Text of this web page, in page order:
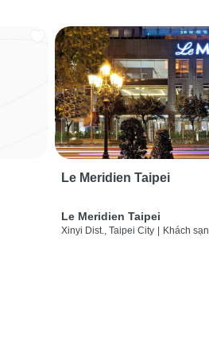
Le Meridien Taipei
Le Meridien Taipei
Xinyi Dist., Taipei City | Khách sạn